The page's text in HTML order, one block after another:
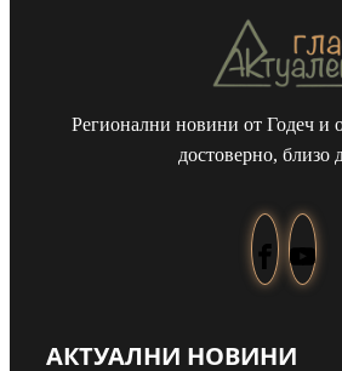
Регионални новини от Годеч и
достоверно, близо
АКТУАЛНИ НОВИНИ